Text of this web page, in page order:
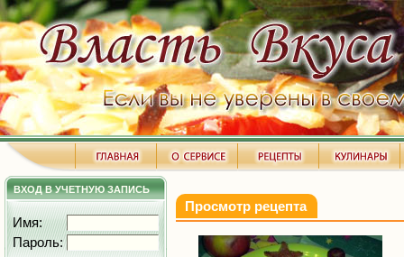
ВХОД В УЧЕТНУЮ ЗАПИСЬ
Имя:
Пароль:
Просмотр рецепта